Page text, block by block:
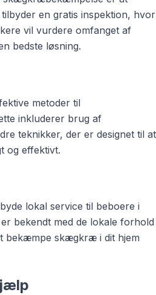
en gratis inspektion, hvor
vil vurdere omfanget af
bedste løsning.
metoder til
inkluderer brug af
teknikker, der er designet til at
og effektivt.
lokal service til beboere i
bekendt med de lokale forhold
bekæmpe skægkræ i dit hjem